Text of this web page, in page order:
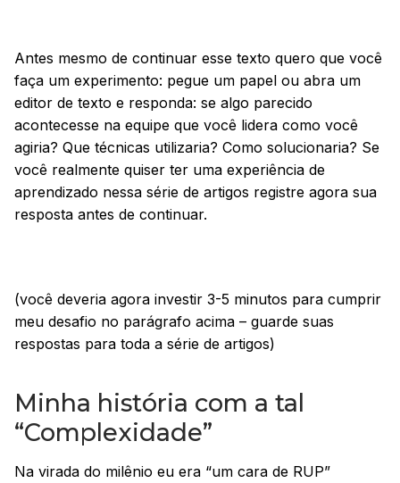
Antes mesmo de continuar esse texto quero que você
faça um experimento: pegue um papel ou abra um
editor de texto e responda: se algo parecido
acontecesse na equipe que você lidera como você
agiria? Que técnicas utilizaria? Como solucionaria? Se
você realmente quiser ter uma experiência de
aprendizado nessa série de artigos registre agora sua
resposta antes de continuar.
(você deveria agora investir 3-5 minutos para cumprir
meu desafio no parágrafo acima – guarde suas
respostas para toda a série de artigos)
Minha história com a tal
“Complexidade”
Na virada do milênio eu era “um cara de RUP”